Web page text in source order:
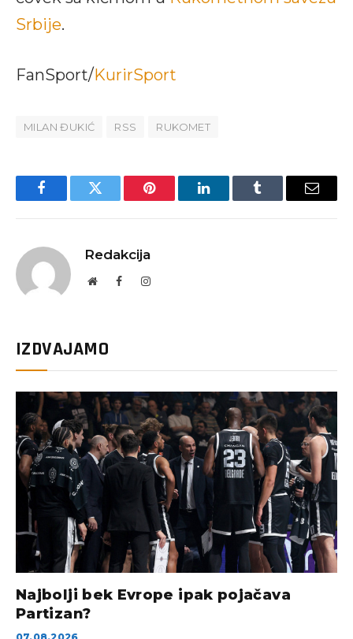
Srbije.
FanSport/KurirSport
MILAN ĐUKIĆ RSS RUKOMET
FacebookTwitter Pinterest LinkedInTumblr Email
Redakcija
WebsiteFacebookInstagram
IZDVAJAMO
Najbolji bek Evrope ipak pojačava
Partizan?